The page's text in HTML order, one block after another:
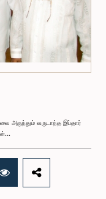
அருந்தும் வருடாந்த இப்தார்